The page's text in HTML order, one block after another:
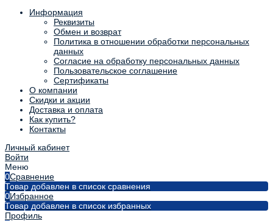
Информация
Реквизиты
Обмен и возврат
Политика в отношении обработки персональных
данных
Согласие на обработку персональных данных
Пользовательское соглашение
Сертификаты
О компании
Скидки и акции
Доставка и оплата
Как купить?
Контакты
Личный кабинет
Войти
Меню
0Сравнение
Товар добавлен в список сравнения
0Избранное
Товар добавлен в список избранных
Профиль